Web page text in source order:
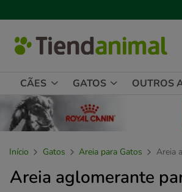
CÃES GATOS OUTROS
Início Gatos Areia para Gatos Areia
Areia aglomerante